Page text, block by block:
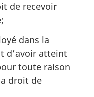
de recevoir
dans la
d’avoir atteint
toute raison
droit de